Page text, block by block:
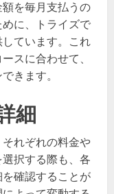
額を毎月支払うの
に、トライズで
ています。これ
スに合わせて、
きます。
細
れぞれの料金や
択する際も、各
確認することが